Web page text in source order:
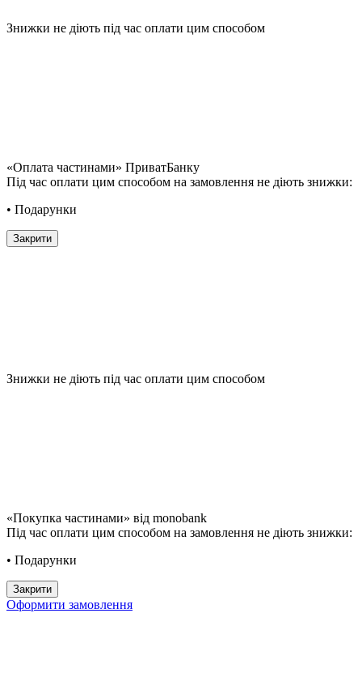
Знижки не діють під час оплати цим способом
«Оплата частинами» ПриватБанку
Під час оплати цим способом на замовлення не діють знижки:
• Подарунки
Закрити
Знижки не діють під час оплати цим способом
«Покупка частинами» від monobank
Під час оплати цим способом на замовлення не діють знижки:
• Подарунки
Закрити
Оформити замовлення